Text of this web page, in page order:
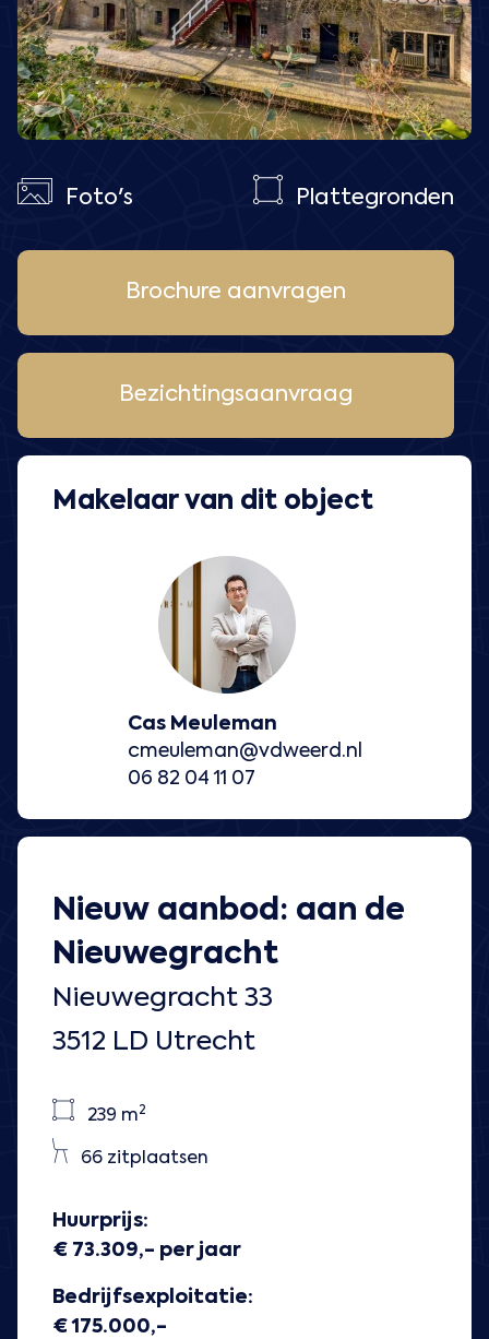
Foto's Plattegronden
Nieuw aanbod: aan de
Nieuwegracht
Nieuwegracht 33
3512 LD Utrecht
239 m2
66 zitplaatsen
Huurprijs:
€ 73.309,- per jaar
Bedrijfsexploitatie:
€ 175.000,-
Brochure aanvragen
Bezichtingsaanvraag
Makelaar van dit object
Cas Meuleman
cmeuleman@vdweerd.nl
06 82 04 11 07